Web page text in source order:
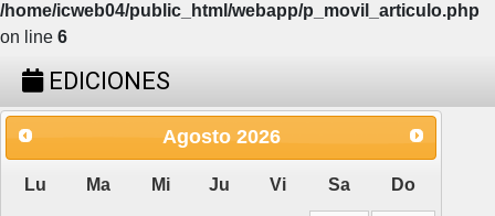
/home/icweb04/public_html/webapp/p_movil_articulo.php
on line 6
EDICIONES
Agosto 2026
Lu Ma Mi Ju Vi Sa Do